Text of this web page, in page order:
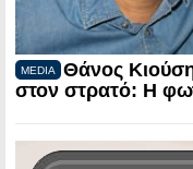
MEDIA
Θάνος
στον στρατό: Η